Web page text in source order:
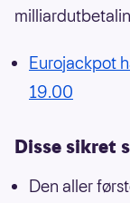
Eurojackpot
19.00
Disse sikret
Den aller